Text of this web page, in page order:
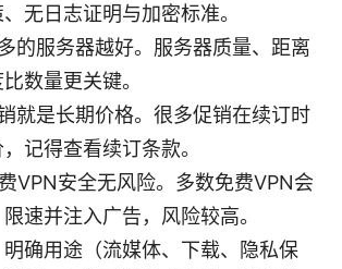
无日志证明与加密标准。
的服务器越好。服务器质量、距离
数量更关键。
就是长期价格。很多促销在续订时
记得查看续订条款。
VPN安全无风险。多数免费VPN会
速并注入广告，风险较高。
确用途（流媒体、下载、隐私保